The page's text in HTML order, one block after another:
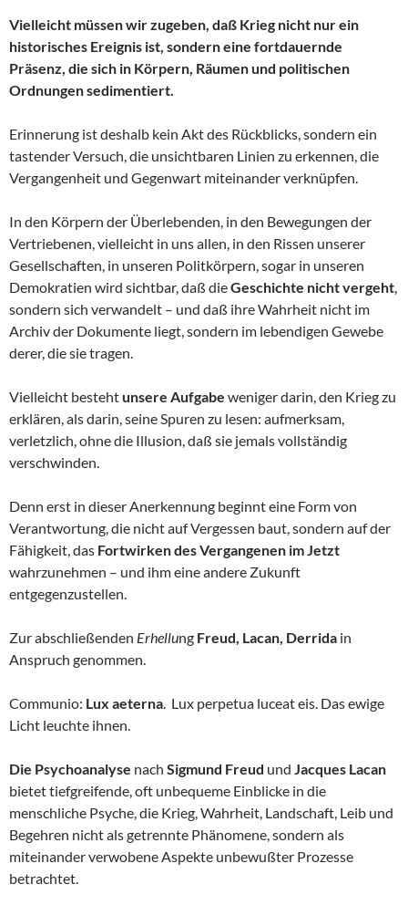
Vielleicht müssen wir zugeben, daß Krieg nicht nur ein
historisches Ereignis ist, sondern eine fortdauernde
Präsenz, die sich in Körpern, Räumen und politischen
Ordnungen sedimentiert.
Erinnerung ist deshalb kein Akt des Rückblicks, sondern ein
tastender Versuch, die unsichtbaren Linien zu erkennen, die
Vergangenheit und Gegenwart miteinander verknüpfen.
In den Körpern der Überlebenden, in den Bewegungen der
Vertriebenen, vielleicht in uns allen, in den Rissen unserer
Gesellschaften, in unseren Politkörpern, sogar in unseren
Demokratien wird sichtbar, daß dieGeschichte nicht vergeht,
sondern sich verwandelt – und daß ihre Wahrheit nicht im
Archiv der Dokumente liegt, sondern im lebendigen Gewebe
derer, die sie tragen.
Vielleicht bestehtunsere Aufgabe weniger darin, den Krieg zu
erklären, als darin, seine Spuren zu lesen: aufmerksam,
verletzlich, ohne die Illusion, daß sie jemals vollständig
verschwinden.
Denn erst in dieser Anerkennung beginnt eine Form von
Verantwortung, die nicht auf Vergessen baut, sondern auf der
Fähigkeit, das Fortwirken des Vergangenen im Jetzt
wahrzunehmen – und ihm eine andere Zukunft
entgegenzustellen.
Zur abschließenden Erhellung Freud, Lacan, Derrida in
Anspruch genommen.
Communio: Lux aeterna. Lux perpetua luceat eis. Das ewige
Licht leuchte ihnen.
Die Psychoanalyse nach Sigmund Freud und Jacques Lacan
bietet tiefgreifende, oft unbequeme Einblicke in die
menschliche Psyche, die Krieg, Wahrheit, Landschaft, Leib und
Begehren nicht als getrennte Phänomene, sondern als
miteinander verwobene Aspekte unbewußter Prozesse
betrachtet.